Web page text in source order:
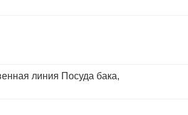
линия Посуда бака,